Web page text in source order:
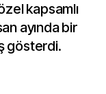
kapsamlı
ayında bir
gösterdi.